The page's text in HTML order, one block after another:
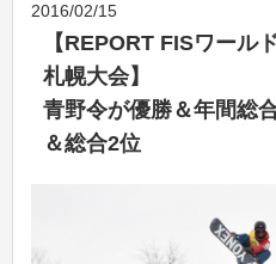
2016/02/15
【REPORT FISワール
札幌大会】
青野令が優勝＆年間総
＆総合2位